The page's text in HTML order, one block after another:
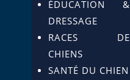
ÉDUCATION &
DRESSAGE
RACES DE
CHIENS
SANTÉ DU CHIEN